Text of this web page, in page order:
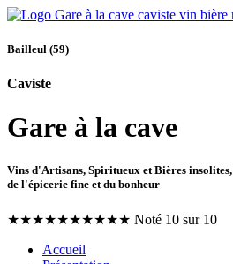
Bailleul (59)
Caviste
Gare à la cave
Vins d'Artisans, Spiritueux et Bières insolites,
de l'épicerie fine et du bonheur
★★★★★★★★★★ Noté 10 sur 10
Accueil